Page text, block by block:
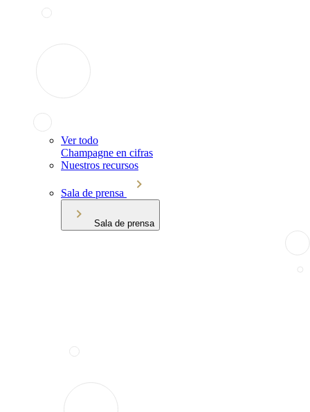
Ver todo
Champagne en cifras
Nuestros recursos
Sala de prensa
Sala de prensa